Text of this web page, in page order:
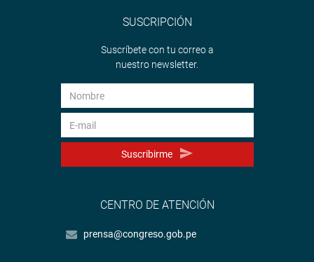
SUSCRIPCIÓN
Suscríbete con tu correo a
nuestro newsletter.
Suscribirme
CENTRO DE ATENCIÓN
prensa@congreso.gob.pe